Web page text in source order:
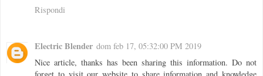
Rispondi
Electric Blender dom feb 17, 05:32:00 PM 2019
Nice article, thanks has been sharing this information. Do not